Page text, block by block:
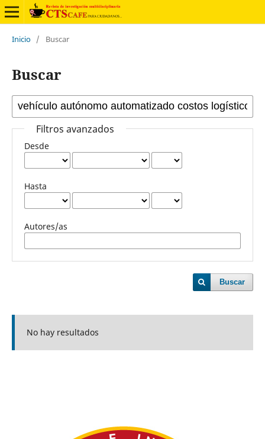
Inicio / Buscar
Buscar
Filtros avanzados
Desde
Hasta
Autores/as
Buscar
No hay resultados